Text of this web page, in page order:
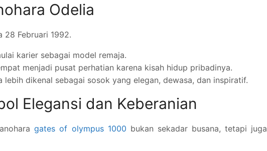
Odelia
28 Februari 1992.
karier sebagai model remaja.
menjadi pusat perhatian karena kisah hidup pribadinya.
lebih dikenal sebagai sosok yang elegan, dewasa, dan inspiratif.
Elegansi dan Keberanian
gates of olympus 1000 bukan sekadar busana, tetapi juga